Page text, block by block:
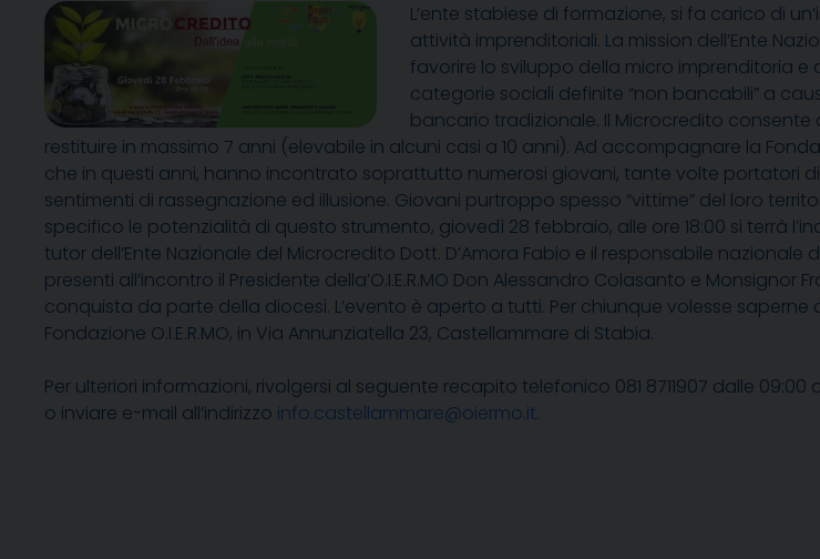
L’ente stabiese di formazione, si fa carico di
attività imprenditoriali. La mission dell’Ente
favorire lo sviluppo della micro imprenditoria
categorie sociali definite “non bancabili” a
bancario tradizionale. Il Microcredito
restituire in massimo 7 anni (elevabile in alcuni casi a 10 anni). Ad accompagnare la
che in questi anni, hanno incontrato soprattutto numerosi giovani, tante volte portatori
sentimenti di rassegnazione ed illusione. Giovani purtroppo spesso “vittime” del loro
specifico le potenzialità di questo strumento, giovedì 28 febbraio, alle ore 18:00 si terrà
tutor dell’Ente Nazionale del Microcredito Dott. D’Amora Fabio e il responsabile
presenti all’incontro il Presidente della’O.I.E.R.MO Don Alessandro Colasanto e
conquista da parte della diocesi. L’evento è aperto a tutti. Per chiunque volesse
Fondazione O.I.E.R.MO, in Via Annunziatella 23, Castellammare di Stabia.
Per ulteriori informazioni, rivolgersi al seguente recapito telefonico 081 8711907 dalle 09:00
o inviare e-mail all’indirizzo info.castellammare@oiermo.it.